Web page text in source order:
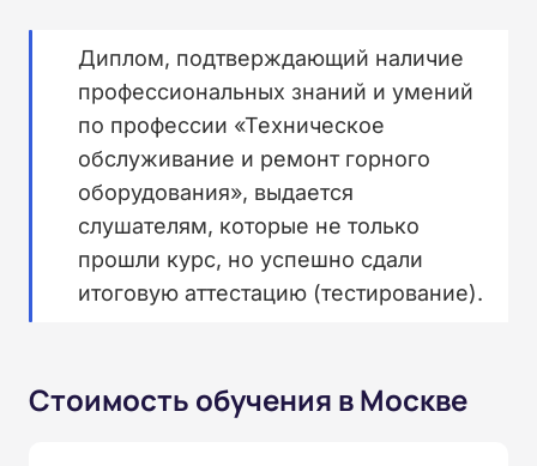
Диплом, подтверждающий наличие
профессиональных знаний и умений
по профессии «Техническое
обслуживание и ремонт горного
оборудования», выдается
слушателям, которые не только
прошли курс, но успешно сдали
итоговую аттестацию (тестирование).
Стоимость обучения в Москве